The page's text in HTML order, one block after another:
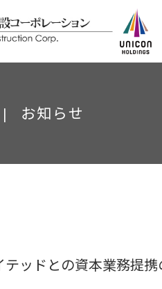
| お知らせ
ッドとの資本業務提